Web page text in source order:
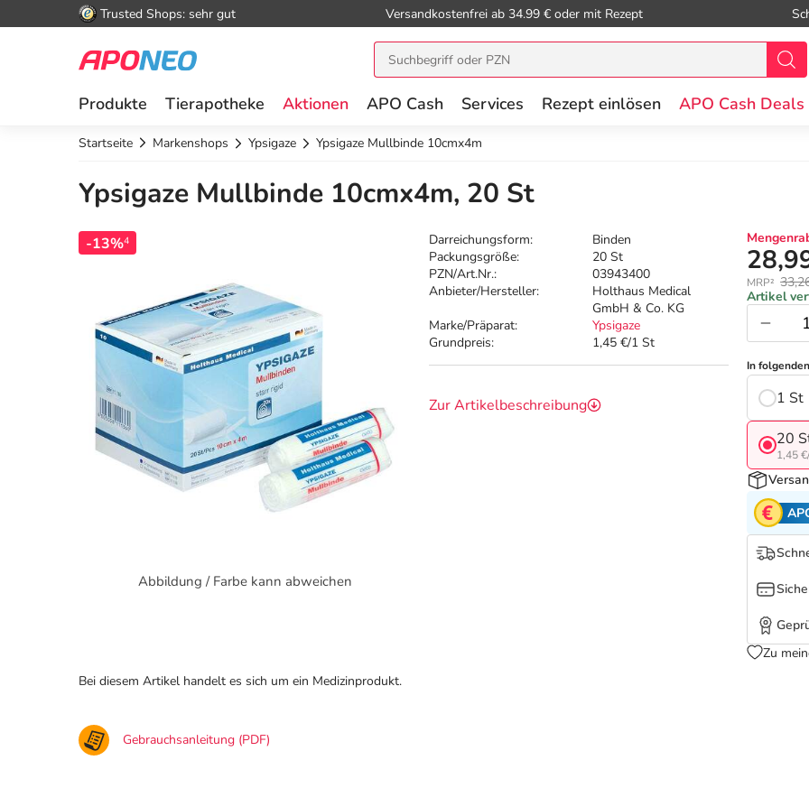
Trusted Shops: sehr gut Versandkostenfrei ab 34.99 € oder mit Rezept
Produkte Tierapotheke Aktionen APO Cash Services Rezept einlösen APO Cash Deals
Startseite Markenshops Ypsigaze Ypsigaze Mullbinde 10cmx4m
Ypsigaze Mullbinde 10cmx4m, 20 St
-13%4
Abbildung / Farbe kann abweichen
Darreichungsform:
Binden
Packungsgröße:
20 St
PZN/Art.Nr.:
03943400
Anbieter/Hersteller:
Holthaus Medical
GmbH & Co. KG
Marke/Präparat:
Ypsigaze
Grundpreis:
1,45 €/1 St
Zur Artikelbeschreibung
MRP²
Artikel
In
1 St
20
1,45
Zu
Bei diesem Artikel handelt es sich um ein Medizinprodukt.
Gebrauchsanleitung (PDF)